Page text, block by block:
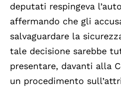
deputati respingeva
affermando che gli
salvaguardare la
tale decisione sarebbe
presentare, davanti alla
un procedimento